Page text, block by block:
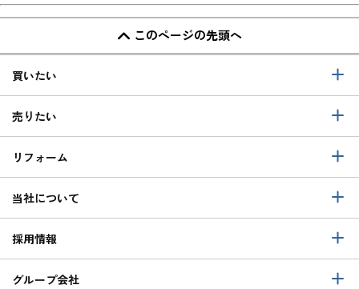
このページの先頭へ
買いたい
売りたい
リフォーム
当社について
採用情報
グループ会社